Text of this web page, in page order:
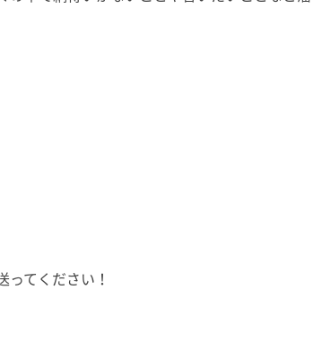
てください！